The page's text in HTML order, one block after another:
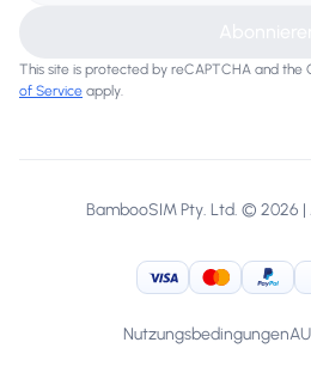
This site is protected by reCAPTCHA and the
of Service apply.
BambooSIM Pty. Ltd. © 2026 |
Visa MasterCard
PayPal
Nutzungsbedingungen